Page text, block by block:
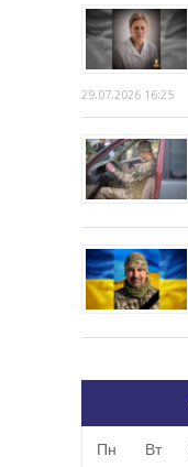
29.07.2026 16:25
Пн Вт